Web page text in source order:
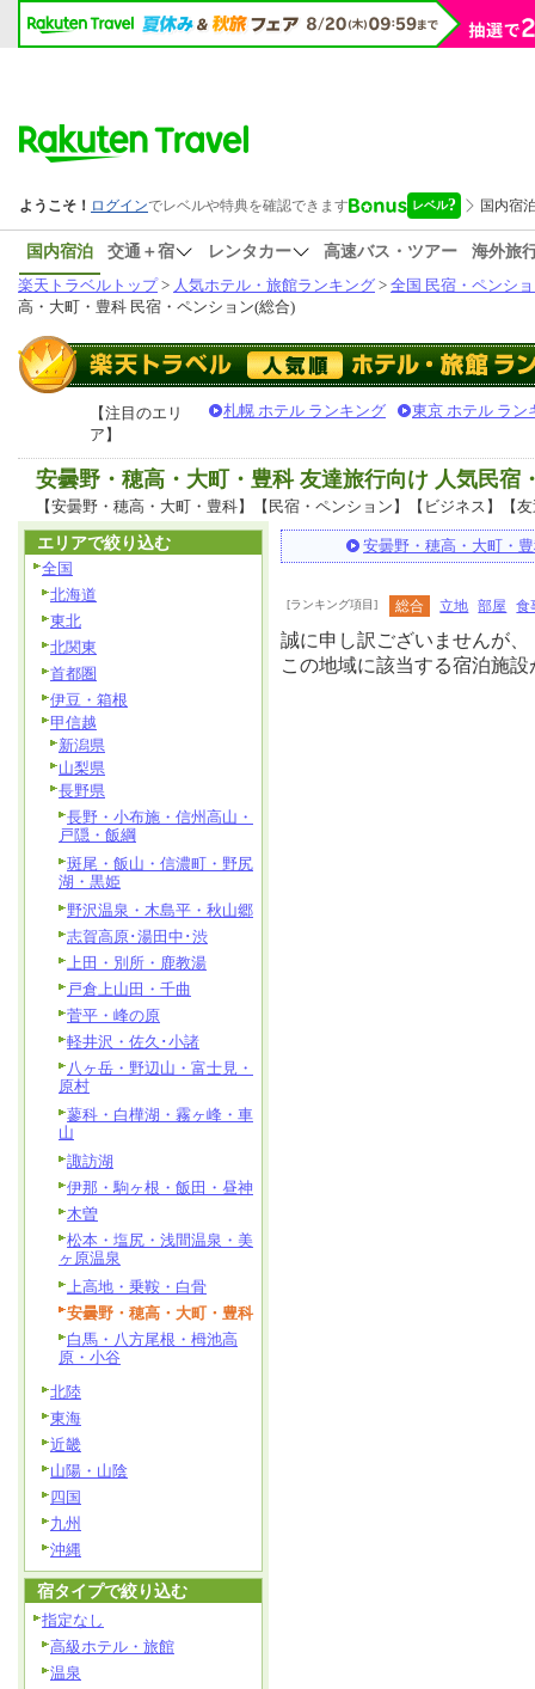
国内宿泊 交通＋宿 レンタカー 高速バス・ツアー
海外旅
楽天トラベルトップ> 人気ホテル・旅館ランキング > 全国 民宿・ペンシ
高・大町・豊科 民宿・ペンション(総合)
【注目のエリ
ア】
札幌 ホテル ランキング 東京 ホテル ラン
安曇野・穂高・大町・豊科 友達旅行向け 人気民
【安曇野・穂高・大町・豊科】【民宿・ペンション】【ビジネス】【
安曇野・穂高・大町・
[ランキング項目] 総合 立地 部屋 食
誠に申し訳ございませんが、
この地域に該当する宿泊施
エリアで絞り込む
全国
北海道
東北
北関東
首都圏
伊豆・箱根
甲信越
新潟県
山梨県
長野県
長野・小布施・信州高山・
戸隠・飯綱
斑尾・飯山・信濃町・野尻
湖・黒姫
野沢温泉・木島平・秋山郷
志賀高原･湯田中･渋
上田・別所・鹿教湯
戸倉上山田・千曲
菅平・峰の原
軽井沢・佐久･小諸
八ヶ岳・野辺山・富士見・
原村
蓼科・白樺湖・霧ヶ峰・車
山
諏訪湖
伊那・駒ヶ根・飯田・昼神
木曽
松本・塩尻・浅間温泉・美
ヶ原温泉
上高地・乗鞍・白骨
安曇野・穂高・大町・豊科
白馬・八方尾根・栂池高
原・小谷
北陸
東海
近畿
山陽・山陰
四国
九州
沖縄
宿タイプで絞り込む
指定なし
高級ホテル・旅館
温泉